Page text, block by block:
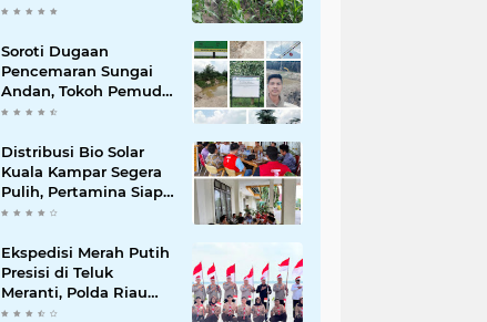
Pantau Pertumbuhan
Air Hitam
Soroti Dugaan
Pencemaran Sungai
Andan, Tokoh Pemuda
Desak Investigasi PT
Distribusi Bio Solar
Kuala Kampar Segera
Pulih, Pertamina Siap
Bergerak
Ekspedisi Merah Putih
Presisi di Teluk
Meranti, Polda Riau
dan Polres Pelalawan